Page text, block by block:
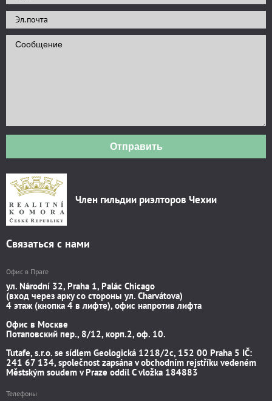
Отправить
Член гильдии риэлторов Чехии
Связаться с нами
Офис в Праге
ул. Národní 32, Praha 1, Palác Chicago
(вход через арку со стороны ул. Charvátova)
4 этаж (кнопка 4 в лифте), офис напротив лифта
Офис в Москве
Потаповский пер., 8/12, корп.2, оф. 10.
Tutafe, s.r.o. se sídlem Geologická 1218/2c, 152 00 Praha 5 IČ:
241 67 134, společnost zapsána v obchodním rejstříku vedeném
Městským soudem v Praze oddíl C vložka 184883
Телефоны